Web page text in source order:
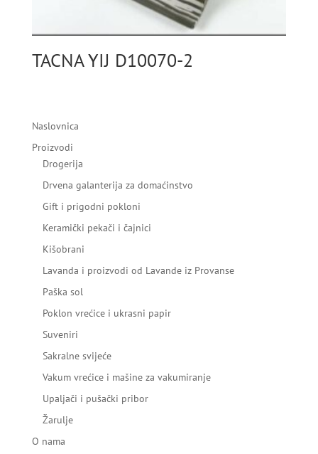
TACNA YIJ D10070-2
Naslovnica
Proizvodi
Drogerija
Drvena galanterija za domaćinstvo
Gift i prigodni pokloni
Keramički pekači i čajnici
Kišobrani
Lavanda i proizvodi od Lavande iz Provanse
Paška sol
Poklon vrećice i ukrasni papir
Suveniri
Sakralne svijeće
Vakum vrećice i mašine za vakumiranje
Upaljači i pušački pribor
Žarulje
O nama